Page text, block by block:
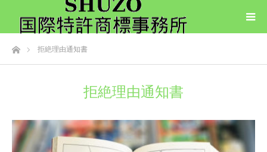
ホーム拒絶理由通知書
拒絶理由通知書